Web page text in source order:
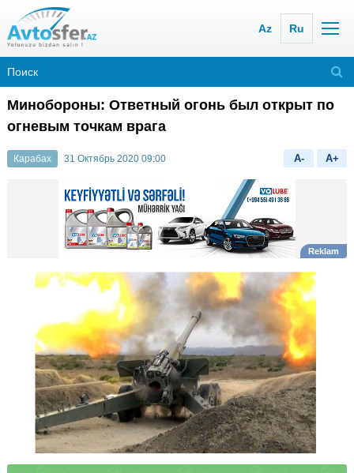
Az Ru
Минобороны: Ответный огонь был открыт по
огневым точкам врага
Карабах 31 Октябрь 2020 09:00 A- A+